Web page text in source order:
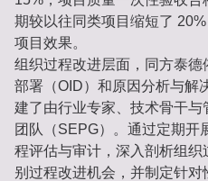
期较以往同类项目缩短了
项目效果。
组织过程改进层面，同方泰
部署（OID）和原因分析与解
建了由行业专家、技术骨干
团队（SEPG）。通过定期开
程评估与审计，深入剖析组
别过程改进机会，并制定针对